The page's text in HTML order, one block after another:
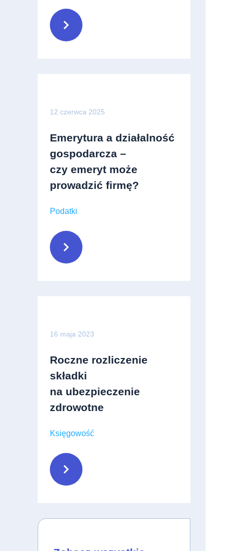
12 czerwca 2025
Emerytura a działalność
gospodarcza –
czy emeryt może
prowadzić firmę?
Podatki
16 maja 2023
Roczne rozliczenie
składki
na ubezpieczenie
zdrowotne
Księgowość